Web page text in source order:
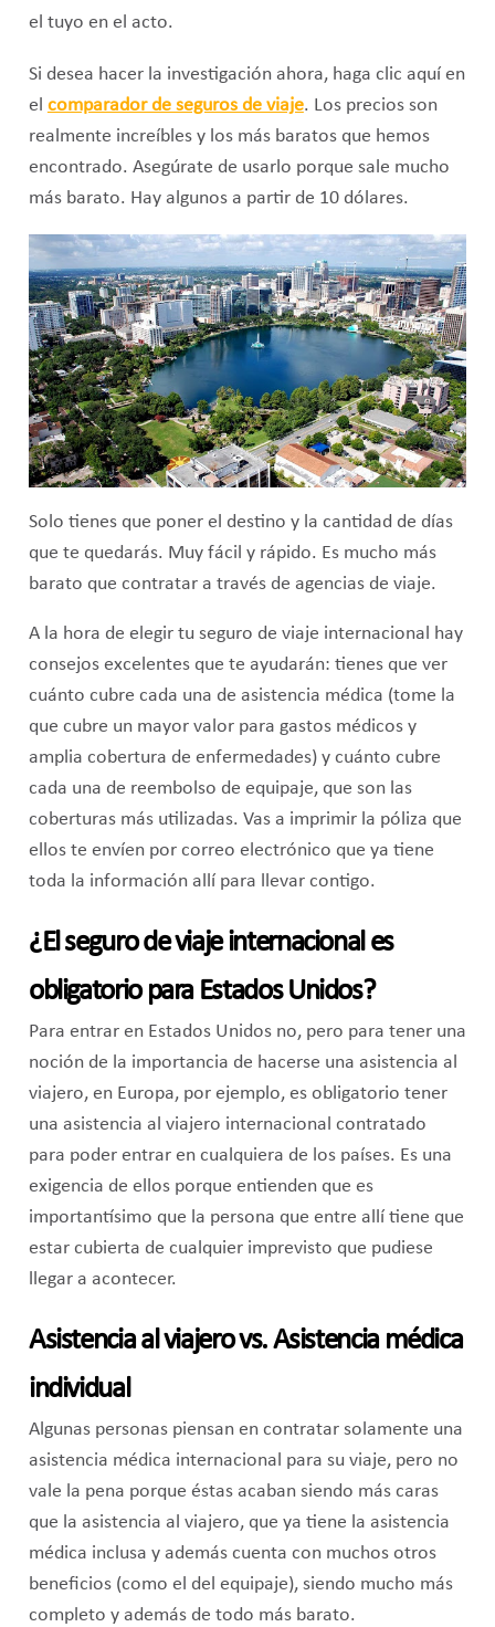
el tuyo en el acto.
Si desea hacer la investigación ahora, haga clic aquí en
el comparador de seguros de viaje. Los precios son
realmente increíbles y los más baratos que hemos
encontrado. Asegúrate de usarlo porque sale mucho
más barato. Hay algunos a partir de 10 dólares.
Solo tienes que poner el destino y la cantidad de días
que te quedarás. Muy fácil y rápido. Es mucho más
barato que contratar a través de agencias de viaje.
A la hora de elegir tu seguro de viaje internacional hay
consejos excelentes que te ayudarán: tienes que ver
cuánto cubre cada una de asistencia médica (tome la
que cubre un mayor valor para gastos médicos y
amplia cobertura de enfermedades) y cuánto cubre
cada una de reembolso de equipaje, que son las
coberturas más utilizadas. Vas a imprimir la póliza que
ellos te envíen por correo electrónico que ya tiene
toda la información allí para llevar contigo.
¿El seguro de viaje internacional es
obligatorio para Estados Unidos?
Para entrar en Estados Unidos no, pero para tener una
noción de la importancia de hacerse una asistencia al
viajero, en Europa, por ejemplo, es obligatorio tener
una asistencia al viajero internacional contratado
para poder entrar en cualquiera de los países. Es una
exigencia de ellos porque entienden que es
importantísimo que la persona que entre allí tiene que
estar cubierta de cualquier imprevisto que pudiese
llegar a acontecer.
Asistencia al viajero vs. Asistencia médica
individual
Algunas personas piensan en contratar solamente una
asistencia médica internacional para su viaje, pero no
vale la pena porque éstas acaban siendo más caras
que la asistencia al viajero, que ya tiene la asistencia
médica inclusa y además cuenta con muchos otros
beneficios (como el del equipaje), siendo mucho más
completo y además de todo más barato.